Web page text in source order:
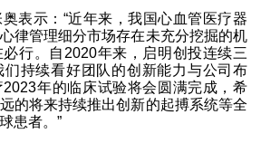
表示：“近年来，我国心血管医疗器
律管理细分市场存在未充分挖掘的机
行。自2020年来，启明创投连续三
持续看好团队的创新能力与公司布
年的临床试验将会圆满完成，希
的将来持续推出创新的起搏系统等全
患者。”